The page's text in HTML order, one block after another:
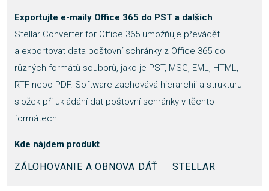
Exportujte e-maily Office 365 do PST a dalších
Stellar Converter for Office 365 umožňuje převádět
a exportovat data poštovní schránky z Office 365 do
různých formátů souborů, jako je PST, MSG, EML, HTML,
RTF nebo PDF. Software zachovává hierarchii a strukturu
složek při ukládání dat poštovní schránky v těchto
formátech.
Kde nájdem produkt
ZÁLOHOVANIE A OBNOVA DÁŤ STELLAR